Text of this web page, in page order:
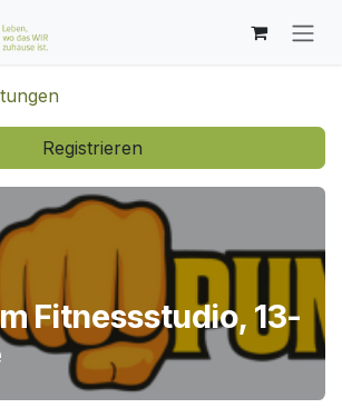
Registrieren
Fitnessstudio, 13-